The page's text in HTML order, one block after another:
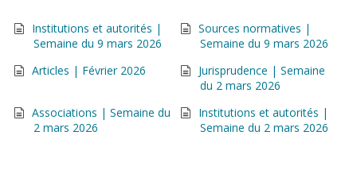
Institutions et autorités |
Semaine du 9 mars 2026
Sources normatives |
Semaine du 9 mars 2026
Articles | Février 2026
Jurisprudence | Semaine
du 2 mars 2026
Associations | Semaine du
2 mars 2026
Institutions et autorités |
Semaine du 2 mars 2026